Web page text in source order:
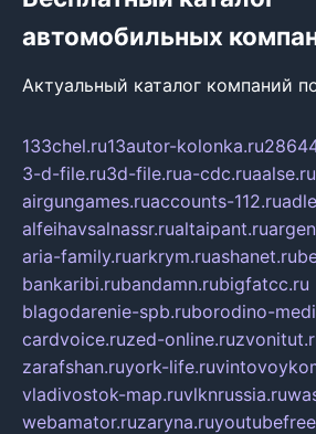
автомобильных
Актуальный каталог компаний
133chel.ru13autor-kolonka.ru
3-d-file.ru3d-file.rua-cdc.ruaalse.ru
airgungames.ruaccounts-112.ru
alfeihavsalnassr.rualtaipant.ru
aria-family.ruarkrym.ruashanet.ru
bankaribi.rubandamn.rubigfatcc.ru
blagodarenie-spb.ruborodino-
cardvoice.ruzed-online.ru
zarafshan.ruyork-life.ru
vladivostok-map.ruvlknrussia.ru
webamator.ruzaryna.ru